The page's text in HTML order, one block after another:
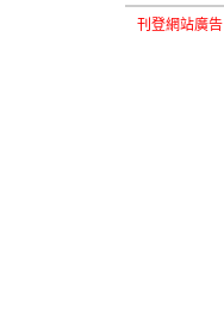
刊登網站廣告